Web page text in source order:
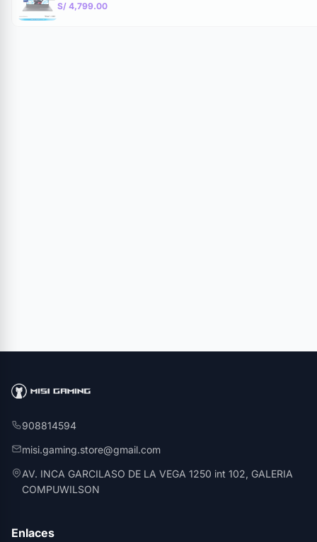
S/ 4,799.00
908814594
misi.gaming.store@gmail.com
AV. INCA GARCILASO DE LA VEGA 1250 int 102, GALERIA
COMPUWILSON
Enlaces